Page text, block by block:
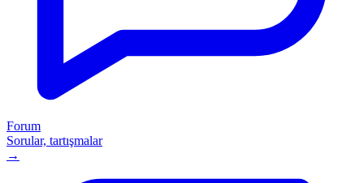
Forum
Sorular, tartışmalar
→